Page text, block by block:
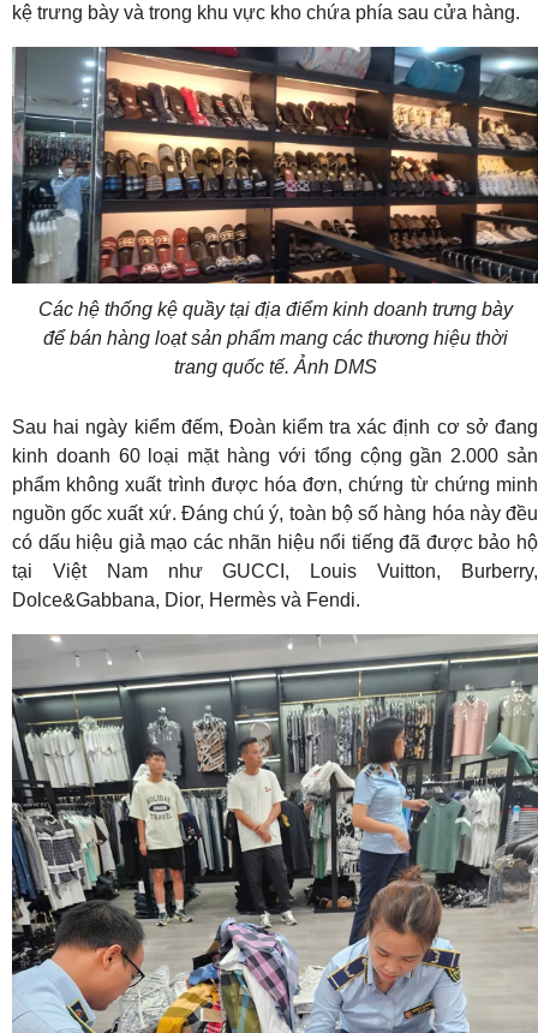
kệ trưng bày và trong khu vực kho chứa phía sau cửa hàng.
Các hệ thống kệ quầy tại địa điểm kinh doanh trưng bày
để bán hàng loạt sản phẩm mang các thương hiệu thời
trang quốc tế. Ảnh DMS
Sau hai ngày kiểm đếm, Đoàn kiểm tra xác định cơ sở đang
kinh doanh 60 loại mặt hàng với tổng cộng gần 2.000 sản
phẩm không xuất trình được hóa đơn, chứng từ chứng minh
nguồn gốc xuất xứ. Đáng chú ý, toàn bộ số hàng hóa này đều
có dấu hiệu giả mạo các nhãn hiệu nổi tiếng đã được bảo hộ
tại Việt Nam như GUCCI, Louis Vuitton, Burberry,
Dolce&Gabbana, Dior, Hermès và Fendi.